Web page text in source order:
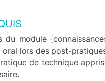
du module
lors des post-
de technique